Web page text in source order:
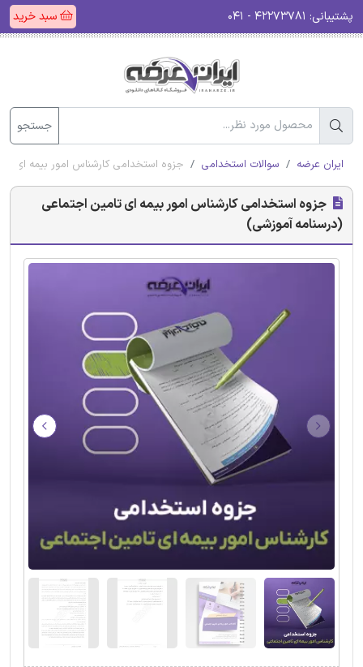
پشتیبانی: سبد خرید
جستجو
ایران عرضه سوالات استخدامی جزوه استخدامی کارشناس امور بیمه ای
جزوه استخدامی کارشناس امور بیمه ای تامین اجتماعی
(درسنامه آموزشی)